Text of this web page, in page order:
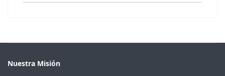
Nuestra Misión